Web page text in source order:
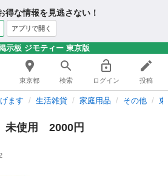
得な情報を見逃さない！
アプリで開く
示板 ジモティー 東京版
東京都 検索 ログイン 投稿
ます 生活雑貨 家庭用品 その他
未使用 2000円